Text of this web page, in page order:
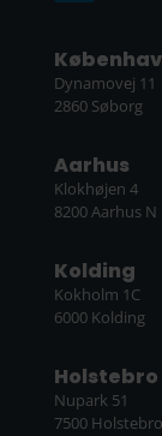
Dynamovej 11
2860 Søborg
Aarhus
Klokhøjen 4
8200 Aarhus N
Kolding
Kokholm 1C
6000 Kolding
Holstebro
Nupark 51
7500 Holstebro